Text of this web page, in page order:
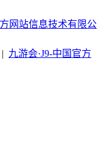
网站信息技术有限公
九游会·J9-中国官方